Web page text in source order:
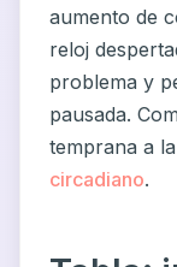
aumento de
reloj
problema y
pausada.
temprana a
circadiano.